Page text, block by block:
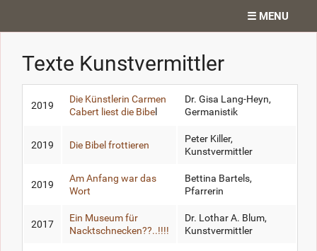
☰ MENU
Projekte
Ateliergedanken
Texte
Diverses
Kontakt
Texte Kunstvermittler
2019
Die Künstlerin Carmen
Cabert liest die Bibe
Dr. Gisa Lang-Heyn,
Germanistik
2019 Die Bibel frottieren
Peter Killer,
Kunstvermittler
2019
Am Anfang war das
Wort
Bettina Bartels,
Pfarrerin
2017
Ein Museum für
Nacktschnecken??..!!!!
Dr. Lothar A. Blum,
Kunstvermittler